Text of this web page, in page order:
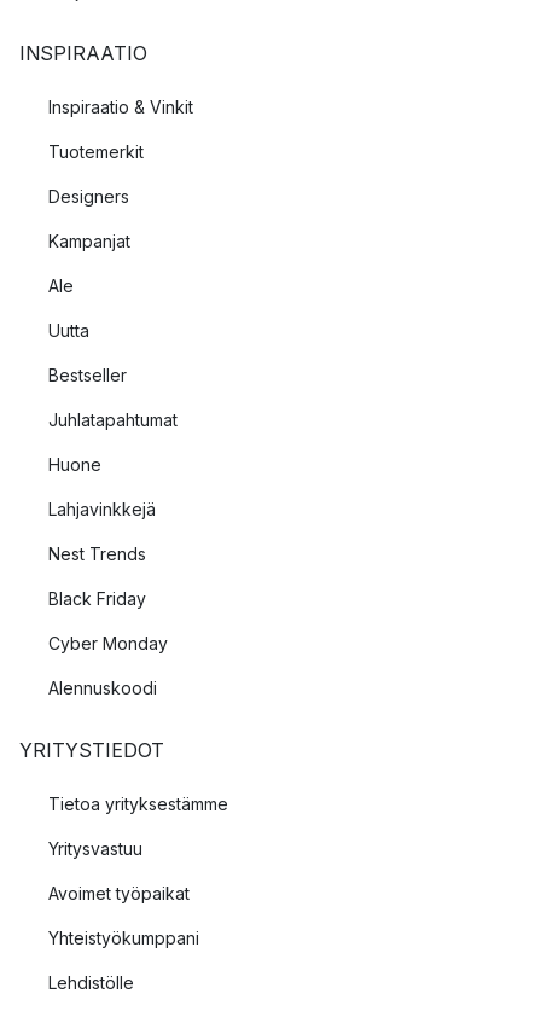
INSPIRAATIO
Inspiraatio & Vinkit
Tuotemerkit
Designers
Kampanjat
Ale
Uutta
Bestseller
Juhlatapahtumat
Huone
Lahjavinkkejä
Nest Trends
Black Friday
Cyber Monday
Alennuskoodi
YRITYSTIEDOT
Tietoa yrityksestämme
Yritysvastuu
Avoimet työpaikat
Yhteistyökumppani
Lehdistölle